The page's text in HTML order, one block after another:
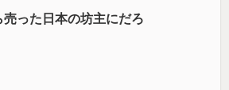
った日本の坊主にだろ